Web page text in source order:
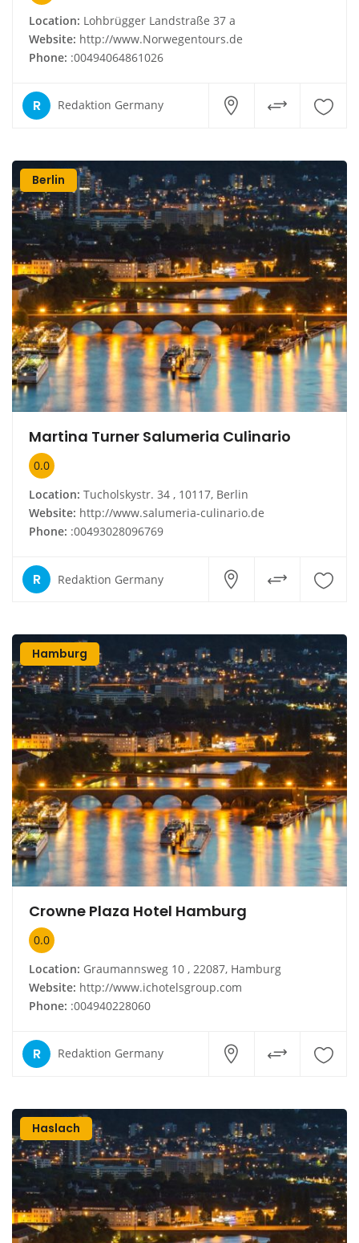
Location: Lohbrügger Landstraße 37 a
Website: http://www.Norwegentours.de
Phone: :00494064861026
R Redaktion Germany
Berlin
Martina Turner Salumeria Culinario
0.0
Location: Tucholskystr. 34 , 10117, Berlin
Website: http://www.salumeria-culinario.de
Phone: :00493028096769
R Redaktion Germany
Hamburg
Crowne Plaza Hotel Hamburg
0.0
Location: Graumannsweg 10 , 22087, Hamburg
Website: http://www.ichotelsgroup.com
Phone: :004940228060
R Redaktion Germany
Haslach